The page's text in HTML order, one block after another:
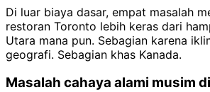
Di luar biaya dasar, empat masalah
restoran Toronto lebih keras dari
Utara mana pun. Sebagian karena
geografi. Sebagian khas Kanada.
Masalah cahaya alami musim